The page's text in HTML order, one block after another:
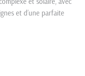
et d’une parfaite